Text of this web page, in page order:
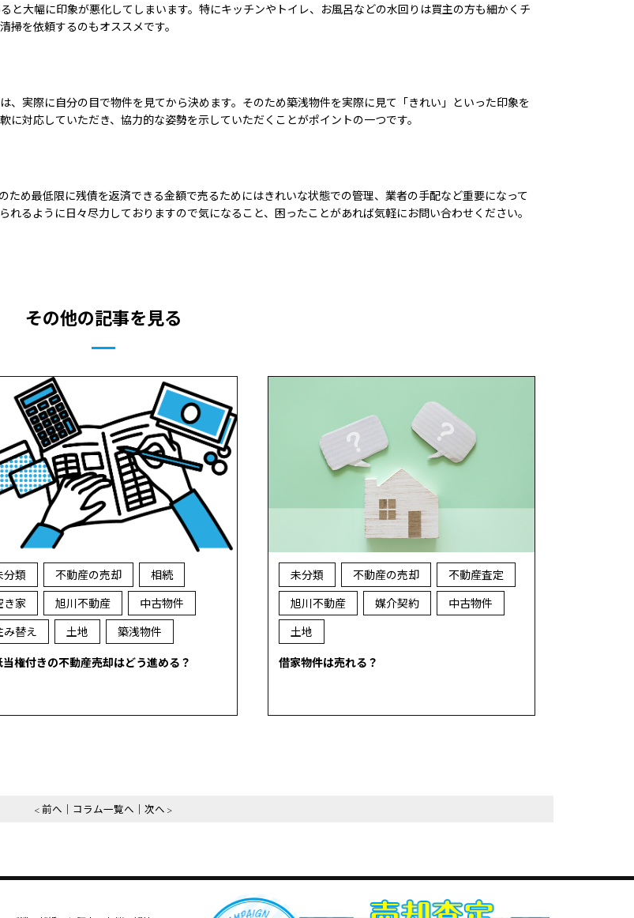
と大幅に印象が悪化してしまいます。特にキッチンやトイレ、お風呂などの水回りは買主の方も細かくチ
を依頼するのもオススメです。
実際に自分の目で物件を見てから決めます。そのため築浅物件を実際に見て「きれい」といった印象を
対応していただき、協力的な姿勢を示していただくことがポイントの一つです。
め最低限に残債を返済できる金額で売るためにはきれいな状態での管理、業者の手配など重要になって
るように日々尽力しておりますので気になること、困ったことがあれば気軽にお問い合わせください。
その他の記事を見る
分類 不動産の売却
相続
き家
旭川不動産
中古物件
み替え
土地
築浅物件
権付きの不動産売却はどう進める？
未分類 不動産の売却
不動産査定
旭川不動産
媒介契約
中古物件
土地
借家物件は売れる？
前へ コラム一覧へ 次へ